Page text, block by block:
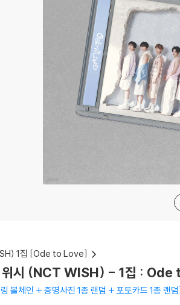
1집 [Ode to Love]
위시 (NCT WISH) - 1집 : Ode
볼체인 + 증명사진 1종 랜덤 + 포토카드 1종 랜덤